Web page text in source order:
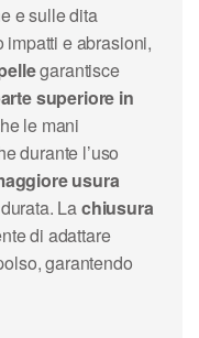
e sulle dita
impatti e abrasioni,
garantisce
superiore in
le mani
durante l’uso
usura
Lachiusura
di adattare
garantendo